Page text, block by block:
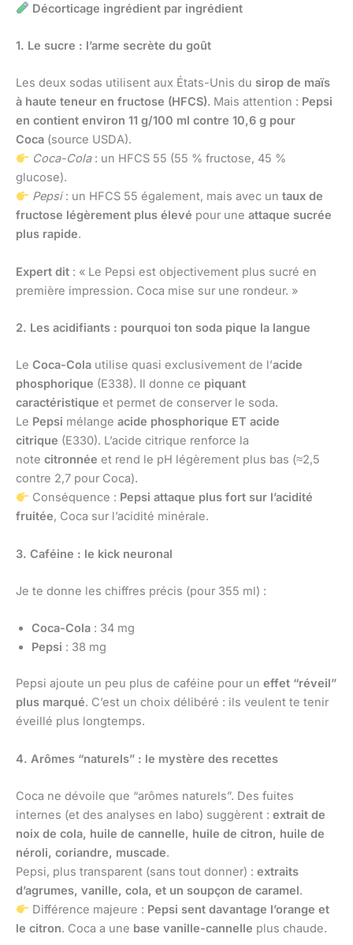
Décorticage ingrédient par ingrédient
1. Le sucre : l’arme secrète du goût
Les deux sodas utilisent aux États-Unis du sirop de maïs
à haute teneur en fructose (HFCS). Mais attention : Pepsi
en contient environ 11 g/100 ml contre 10,6 g pour
Coca (source USDA).
Coca-Cola: un HFCS 55 (55 % fructose, 45 %
glucose).
Pepsi: un HFCS 55 également, mais avec un taux de
fructose légèrement plus élevé pour une attaque sucrée
plus rapide.
Expert dit : « Le Pepsi est objectivement plus sucré en
première impression. Coca mise sur une rondeur. »
2. Les acidifiants : pourquoi ton soda pique la langue
Le Coca-Cola utilise quasi exclusivement de l’acide
phosphorique (E338). Il donne ce piquant
caractéristique et permet de conserver le soda.
Le Pepsi mélange acide phosphorique ET acide
citrique (E330). L’acide citrique renforce la
note citronnée et rend le pH légèrement plus bas (≈2,5
contre 2,7 pour Coca).
Conséquence : Pepsi attaque plus fort sur l’acidité
fruitée, Coca sur l’acidité minérale.
3. Caféine : le kick neuronal
Je te donne les chiffres précis (pour 355 ml) :
Coca-Cola : 34 mg
Pepsi : 38 mg
Pepsi ajoute un peu plus de caféine pour un effet “réveil”
plus marqué. C’est un choix délibéré : ils veulent te tenir
éveillé plus longtemps.
4. Arômes “naturels” : le mystère des recettes
Coca ne dévoile que “arômes naturels”. Des fuites
internes (et des analyses en labo) suggèrent : extrait de
noix de cola, huile de cannelle, huile de citron, huile de
néroli, coriandre, muscade.
Pepsi, plus transparent (sans tout donner) : extraits
d’agrumes, vanille, cola, et un soupçon de caramel.
Différence majeure : Pepsi sent davantage l’orange et
le citron. Coca a une base vanille-cannelle plus chaude.